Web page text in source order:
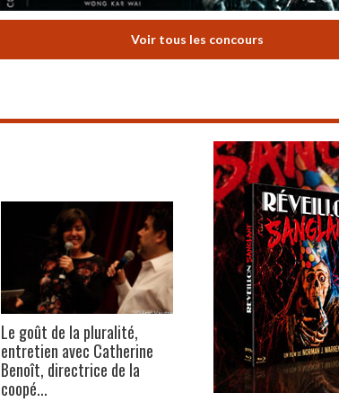
Voir tous les concours
Le goût de la pluralité,
entretien avec Catherine
Benoît, directrice de la
coopé...